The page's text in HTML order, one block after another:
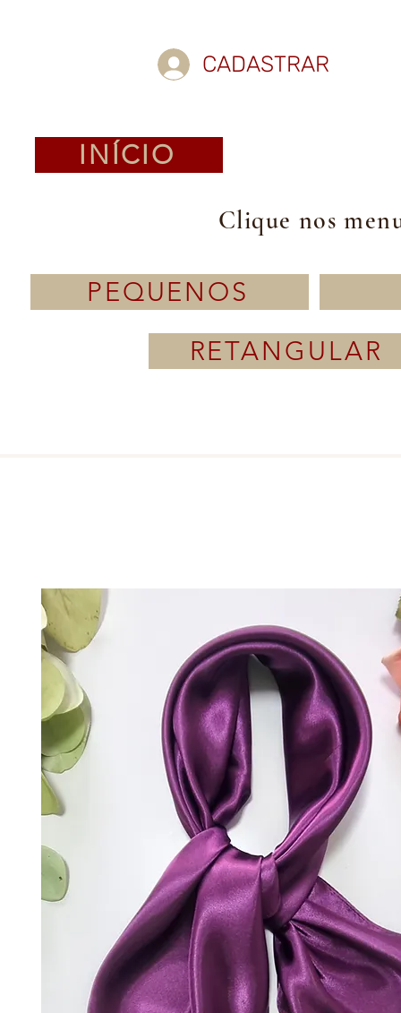
CADASTRAR
INÍCIO
Clique nos
PEQUENOS
RETANGULAR